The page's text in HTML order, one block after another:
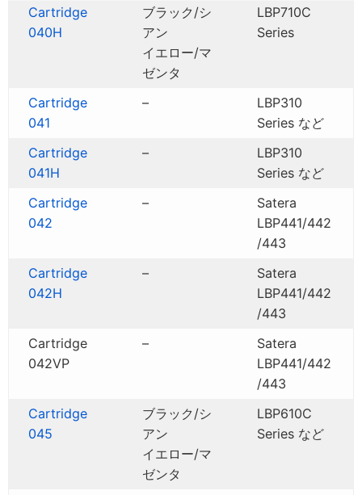
Cartridge
040H
ブラック/シ
アン
イエロー/マ
ゼンタ
LBP710C
Series
Cartridge
041
–
LBP310
Series など
Cartridge
041H
–
LBP310
Series など
Cartridge
042
–
Satera
LBP441/442
/443
Cartridge
042H
–
Satera
LBP441/442
/443
Cartridge
042VP
–
Satera
LBP441/442
/443
Cartridge
045
ブラック/シ
アン
イエロー/マ
ゼンタ
LBP610C
Series など